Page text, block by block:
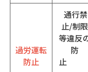
過労運転
防止
通行禁
止/制限
等違反
防
止